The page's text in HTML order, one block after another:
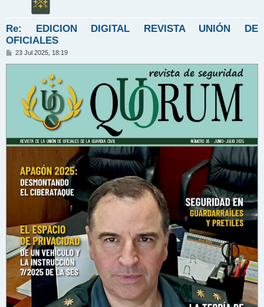
Re: EDICION DIGITAL REVISTA UNIÓN DE
OFICIALES
M
23 Jul 2025, 18:19